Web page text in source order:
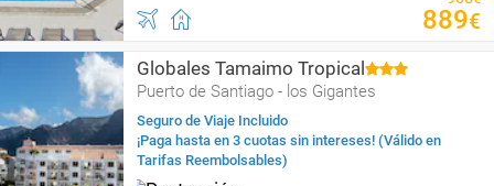
889€
Globales Tamaimo Tropical
Puerto de Santiago - los Gigantes
Seguro de Viaje Incluido
¡Paga hasta en 3 cuotas sin intereses! (Válido en
Tarifas Reembolsables)